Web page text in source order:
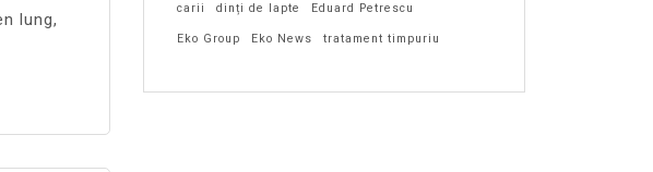
lung,
carii dinți de lapte Eduard Petrescu
Eko Group Eko News tratament timpuriu